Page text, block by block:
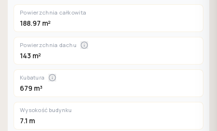
Powierzchnia całkowita
188.97 m²
Powierzchnia dachu
143 m²
Kubatura
679 m³
Wysokość budynku
7.1 m